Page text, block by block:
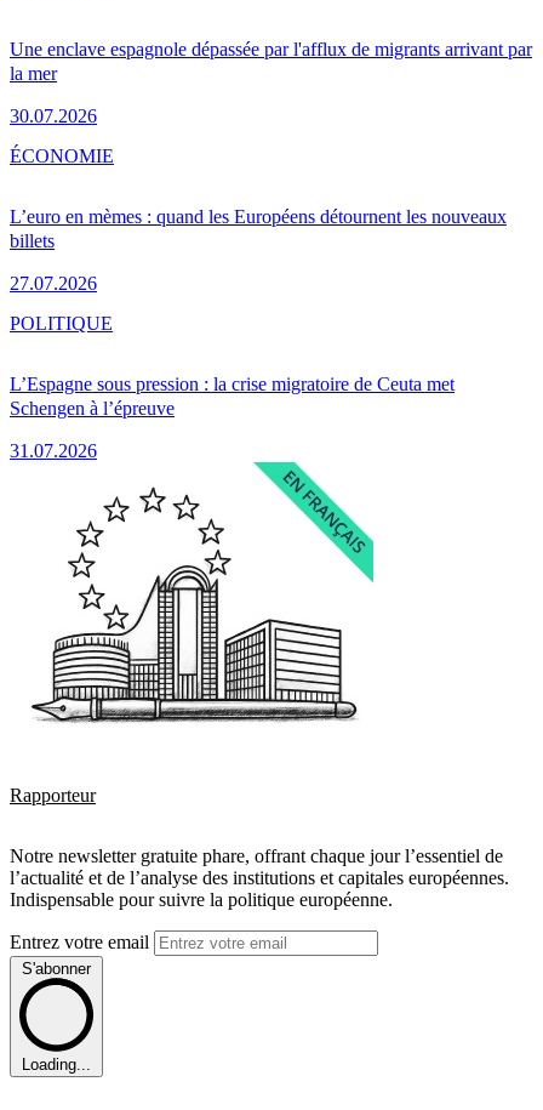
Une enclave espagnole dépassée par l'afflux de migrants arrivant par
la mer
30.07.2026
L’euro en mèmes : quand les Européens détournent les nouveaux
billets
27.07.2026
ÉCONOMIE
L’Espagne sous pression : la crise migratoire de Ceuta met
Schengen à l’épreuve
31.07.2026
POLITIQUE
Rapporteur
Notre newsletter gratuite phare, offrant chaque jour l’essentiel de
l’actualité et de l’analyse des institutions et capitales européennes.
Indispensable pour suivre la politique européenne.
Entrez votre email
S'abonner
Loading...